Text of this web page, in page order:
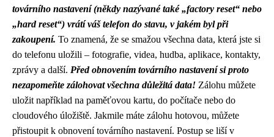
továrního nastavení (někdy nazývané také „factory reset“ nebo
„hard reset“) vrátí váš telefon do stavu, v jakém byl při
zakoupení. To znamená, že se smažou všechna data, která jste si
do telefonu uložili – fotografie, videa, hudba, aplikace, kontakty,
zprávy a další. Před obnovením továrního nastavení si proto
nezapomeňte zálohovat všechna důležitá data! Zálohu můžete
uložit například na paměťovou kartu, do počítače nebo do
cloudového úložiště. Jakmile máte zálohu hotovou, můžete
přistoupit k obnovení továrního nastavení. Postup se liší v